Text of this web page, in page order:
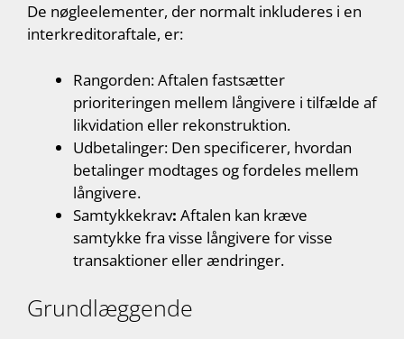
De nøgleelementer, der normalt inkluderes i en
interkreditoraftale, er:
Rangorden: Aftalen fastsætter
prioriteringen mellem långivere i tilfælde af
likvidation eller rekonstruktion.
Udbetalinger: Den specificerer, hvordan
betalinger modtages og fordeles mellem
långivere.
Samtykkekrav: Aftalen kan kræve
samtykke fra visse långivere for visse
transaktioner eller ændringer.
Grundlæggende